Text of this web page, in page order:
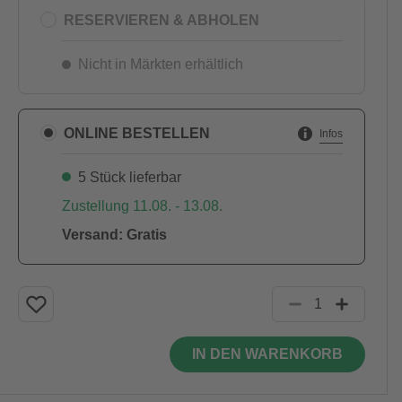
RESERVIEREN & ABHOLEN
Nicht in Märkten erhältlich
ONLINE BESTELLEN Infos
5 Stück lieferbar
Zustellung 11.08. - 13.08.
Versand: Gratis
IN DEN WARENKORB